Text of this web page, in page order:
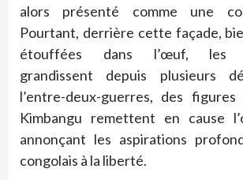
alors présenté comme une
Pourtant, derrière cette façade,
étouffées dans l’œuf, les
grandissent depuis plusieurs
l’entre-deux-guerres, des figures
Kimbangu remettent en cause
annonçant les aspirations
congolais à la liberté.